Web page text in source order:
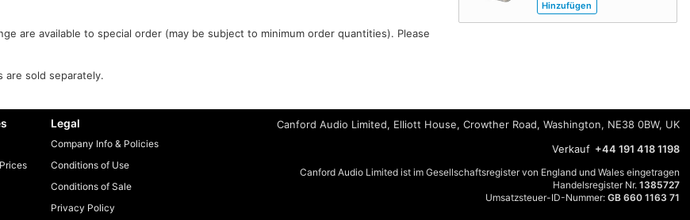
are available to special order (may be subject to minimum order quantities). Please
are sold separately.
Legal
Company Info & Policies
Conditions of Use
Conditions of Sale
Privacy Policy
Canford Audio Limited, Elliott House, Crowther Road, Washington, NE38 0BW, UK
Verkauf +44 191 418 1198
Canford Audio Limited ist im Gesellschaftsregister von England und Wales eingetragen
Handelsregister Nr. 1385727
Umsatzsteuer-ID-Nummer: GB 660 1163 71